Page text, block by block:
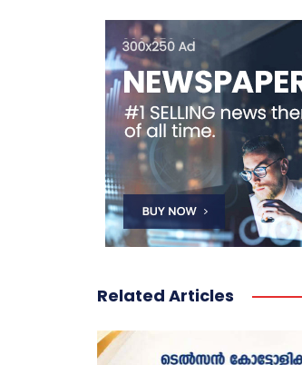
Related Articles